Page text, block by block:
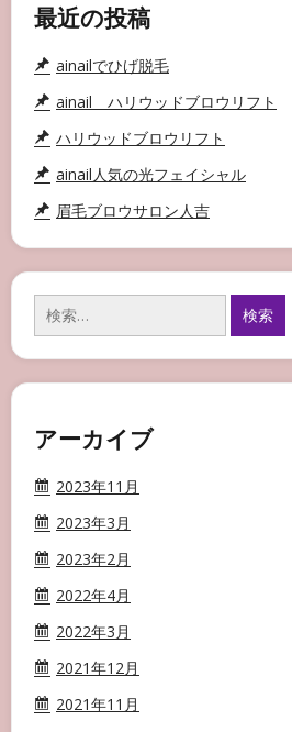
最近の投稿
ainailでひげ脱毛
ainail ハリウッドブロウリフト
ハリウッドブロウリフト
ainail人気の光フェイシャル
眉毛ブロウサロン人吉
検
索:
アーカイブ
2023年11月
2023年3月
2023年2月
2022年4月
2022年3月
2021年12月
2021年11月